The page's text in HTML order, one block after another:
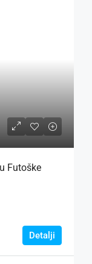
Futoške
Detalji